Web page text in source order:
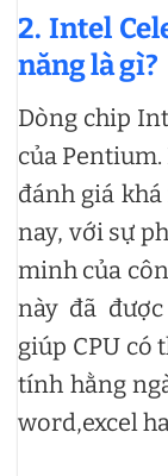
2. Intel
năng là gì?
Dòng chip
của
đánh giá
nay, với sự
minh của
này đã
giúp CPU có
tính hằng
word,excel